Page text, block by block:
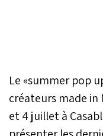
Le «summer pop
créateurs made in
et 4 juillet à